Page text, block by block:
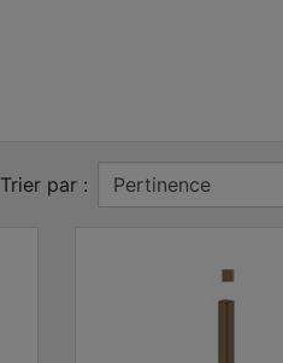
Trier par :